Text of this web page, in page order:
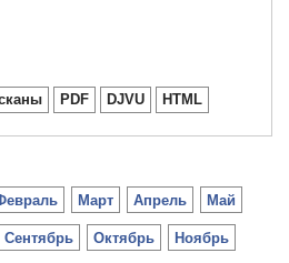
PDF DJVU HTML
Март Апрель Май
Сентябрь Октябрь Ноябрь